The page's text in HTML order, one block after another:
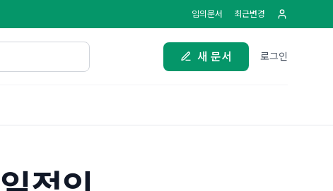
임의문서 최근변경
새 문서 로그인